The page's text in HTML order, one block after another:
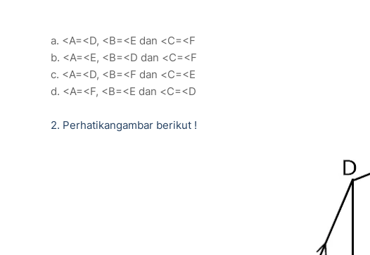
a. <A=<D, <B=<E dan <C=<F
b. <A=<E, <B=<D dan <C=<F
c. <A=<D, <B=<F dan <C=<E
d. <A=<F, <B=<E dan <C=<D
2. Perhatikangambar berikut !